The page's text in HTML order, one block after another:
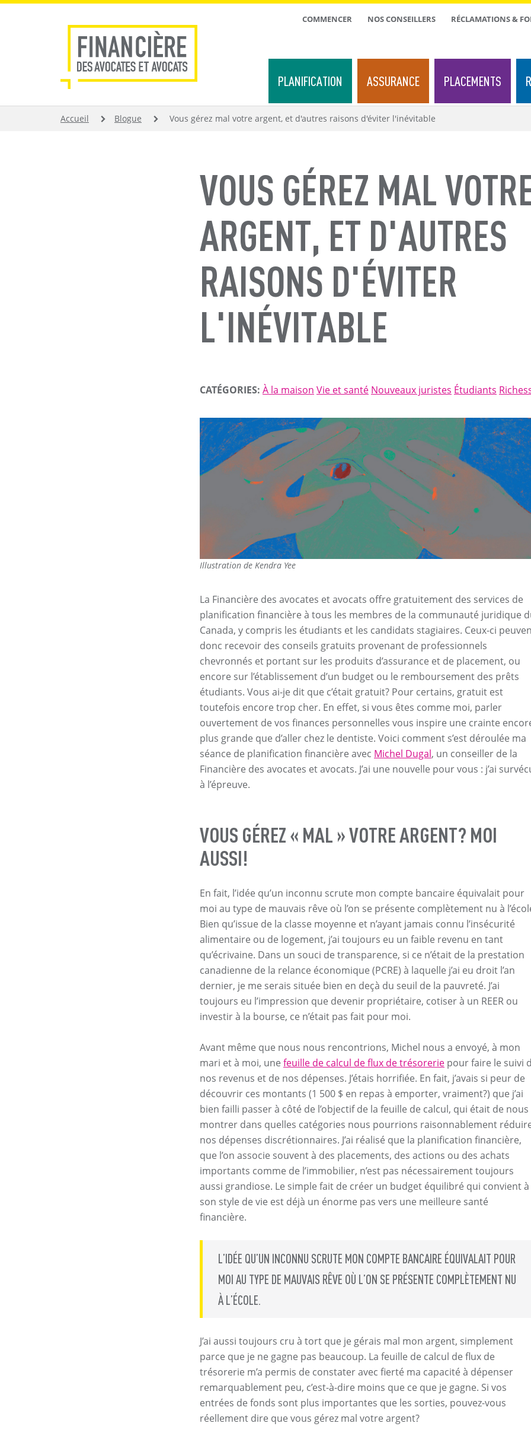
Aller
TOP
COMMENCER NOS CONSEILLERS RÉCLAMATIONS &
PLANIFICATION ASSURANCE PLACEMENTS
FIL
Accueil Blogue Vous gérez mal votre argent, et d'autres raisons d'éviter l'inévitable
VOUS GÉREZ MAL
ARGENT, ET D'AUTRES
RAISONS D'ÉVITER
L'INÉVITABLE
CATÉGORIES: À la maison Vie et santé Nouveaux juristes Étudiants
Illustration de Kendra Yee
La Financière des avocates et avocats offre gratuitement des services de
planification financière à tous les membres de la communauté juridique
Canada, y compris les étudiants et les candidats stagiaires. Ceux-ci
donc recevoir des conseils gratuits provenant de professionnels
chevronnés et portant sur les produits d’assurance et de placement, ou
encore sur l’établissement d’un budget ou le remboursement des prêts
étudiants. Vous ai-je dit que c’était gratuit? Pour certains, gratuit est
toutefois encore trop cher. En effet, si vous êtes comme moi, parler
ouvertement de vos finances personnelles vous inspire une crainte
plus grande que d’aller chez le dentiste. Voici comment s’est déroulée ma
séance de planification financière avec Michel Dugal, un conseiller de la
Financière des avocates et avocats. J’ai une nouvelle pour vous : j’ai
à l’épreuve.
VOUS GÉREZ « MAL » VOTRE ARGENT? MOI
AUSSI!
En fait, l’idée qu’un inconnu scrute mon compte bancaire équivalait pour
moi au type de mauvais rêve où l’on se présente complètement nu à
Bien qu’issue de la classe moyenne et n’ayant jamais connu l’insécurité
alimentaire ou de logement, j’ai toujours eu un faible revenu en tant
qu’écrivaine. Dans un souci de transparence, si ce n’était de la prestation
canadienne de la relance économique (PCRE) à laquelle j’ai eu droit l’an
dernier, je me serais située bien en deçà du seuil de la pauvreté. J’ai
toujours eu l’impression que devenir propriétaire, cotiser à un REER ou
investir à la bourse, ce n’était pas fait pour moi.
Avant même que nous nous rencontrions, Michel nous a envoyé, à mon
mari et à moi, une feuille de calcul de flux de trésorerie pour faire le suivi
nos revenus et de nos dépenses. J’étais horrifiée. En fait, j’avais si peur de
découvrir ces montants (1 500 $ en repas à emporter, vraiment?) que j’ai
bien failli passer à côté de l’objectif de la feuille de calcul, qui était de nous
montrer dans quelles catégories nous pourrions raisonnablement
nos dépenses discrétionnaires. J’ai réalisé que la planification financière,
que l’on associe souvent à des placements, des actions ou des achats
importants comme de l’immobilier, n’est pas nécessairement toujours
aussi grandiose. Le simple fait de créer un budget équilibré qui convient à
son style de vie est déjà un énorme pas vers une meilleure santé
financière.
L’IDÉE QU’UN INCONNU SCRUTE MON COMPTE BANCAIRE ÉQUIVALAIT POUR
MOI AU TYPE DE MAUVAIS RÊVE OÙ L’ON SE PRÉSENTE COMPLÈTEMENT NU
À L’ÉCOLE.
J’ai aussi toujours cru à tort que je gérais mal mon argent, simplement
parce que je ne gagne pas beaucoup. La feuille de calcul de flux de
trésorerie m’a permis de constater avec fierté ma capacité à dépenser
remarquablement peu, c’est-à-dire moins que ce que je gagne. Si vos
entrées de fonds sont plus importantes que les sorties, pouvez-vous
réellement dire que vous gérez mal votre argent?